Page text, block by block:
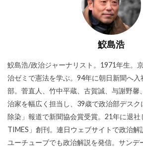
鮫島浩
鮫島浩/政治ジャーナリスト。1971年生。
治ゼミで憲法を学ぶ。94年に朝日新聞へ
部。菅直人、竹中平蔵、古賀誠、与謝野馨
治家を幅広く担当し、39歳で政治部デスク
除染」報道で新聞協会賞受賞。21年に退社
TIMES」創刊。連日ウェブサイトで政治解
ユーチューブでも政治解説を発信。サンデ